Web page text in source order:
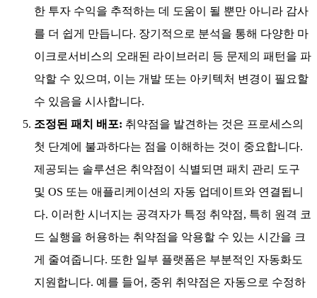
한 투자 수익을 추적하는 데 도움이 될 뿐만 아니라 감사
를 더 쉽게 만듭니다. 장기적으로 분석을 통해 다양한 마
이크로서비스의 오래된 라이브러리 등 문제의 패턴을 파
악할 수 있으며, 이는 개발 또는 아키텍처 변경이 필요할
수 있음을 시사합니다.
조정된 패치 배포: 취약점을 발견하는 것은 프로세스의
첫 단계에 불과하다는 점을 이해하는 것이 중요합니다.
제공되는 솔루션은 취약점이 식별되면 패치 관리 도구
및 OS 또는 애플리케이션의 자동 업데이트와 연결됩니
다. 이러한 시너지는 공격자가 특정 취약점, 특히 원격 코
드 실행을 허용하는 취약점을 악용할 수 있는 시간을 크
게 줄여줍니다. 또한 일부 플랫폼은 부분적인 자동화도
지원합니다. 예를 들어, 중위 취약점은 자동으로 수정하